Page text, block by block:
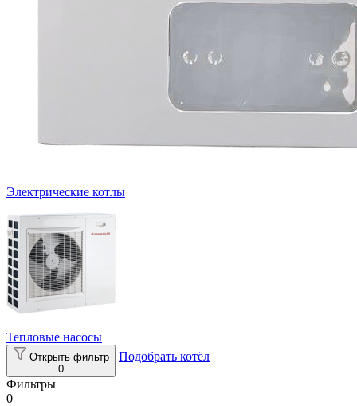
Электрические котлы
Тепловые насосы
Открыть фильтр
0
Подобрать котёл
Фильтры
0